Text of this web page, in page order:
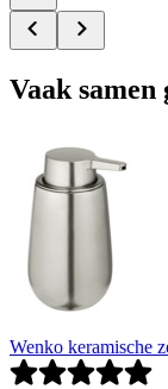
Vaak samen
Wenko keramische